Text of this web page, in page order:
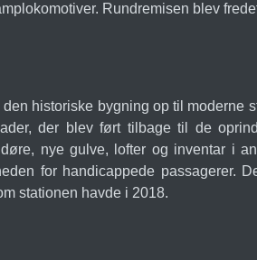
Rundremisen blev
historiske bygning op til moderne
der blev ført tilbage til de
nye gulve, lofter og inventar i
for handicappede passagerer.
stationen havde i 2018.